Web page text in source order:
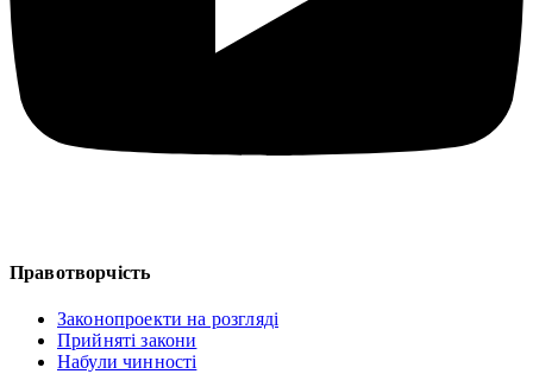
Правотворчість
Законопроекти на розгляді
Прийняті закони
Набули чинності